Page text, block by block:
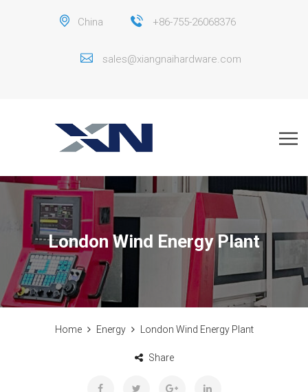
China +86-755-26068376
sales@xiangnaihardware.com
London Wind Energy Plant
Home Energy London Wind Energy Plant
Share